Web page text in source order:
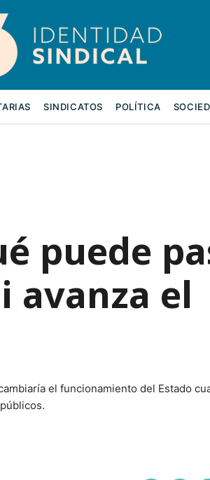
SINDICATOS POLÍTICA
puede
avanza el
el funcionamiento del Estado